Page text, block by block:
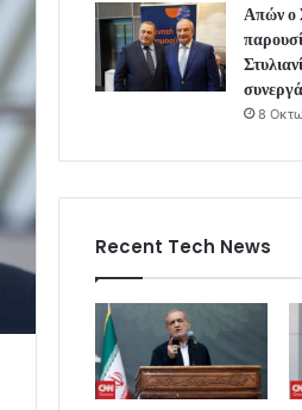
Απών ο
8
Recent Tech News